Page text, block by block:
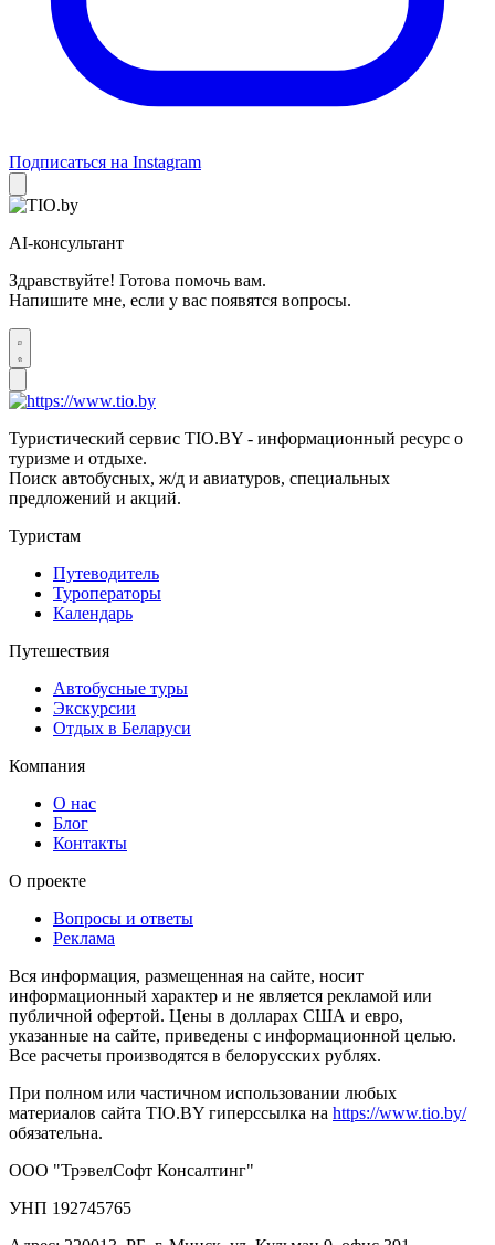
Подписаться на Instagram
AI-консультант
Здравствуйте! Готова помочь вам.
Напишите мне, если у вас появятся вопросы.
Туристический сервис TIO.BY - информационный ресурс о
туризме и отдыхе.
Поиск автобусных, ж/д и авиатуров, специальных
предложений и акций.
Туристам
Путеводитель
Туроператоры
Календарь
Путешествия
Автобусные туры
Экскурсии
Отдых в Беларуси
Компания
О нас
Блог
Контакты
О проекте
Вопросы и ответы
Реклама
Вся информация, размещенная на сайте, носит
информационный характер и не является рекламой или
публичной офертой. Цены в долларах США и евро,
указанные на сайте, приведены с информационной целью.
Все расчеты производятся в белорусских рублях.
При полном или частичном использовании любых
материалов сайта TIO.BY гиперссылка на https://www.tio.by/
обязательна.
ООО "ТрэвелСофт Консалтинг"
УНП 192745765